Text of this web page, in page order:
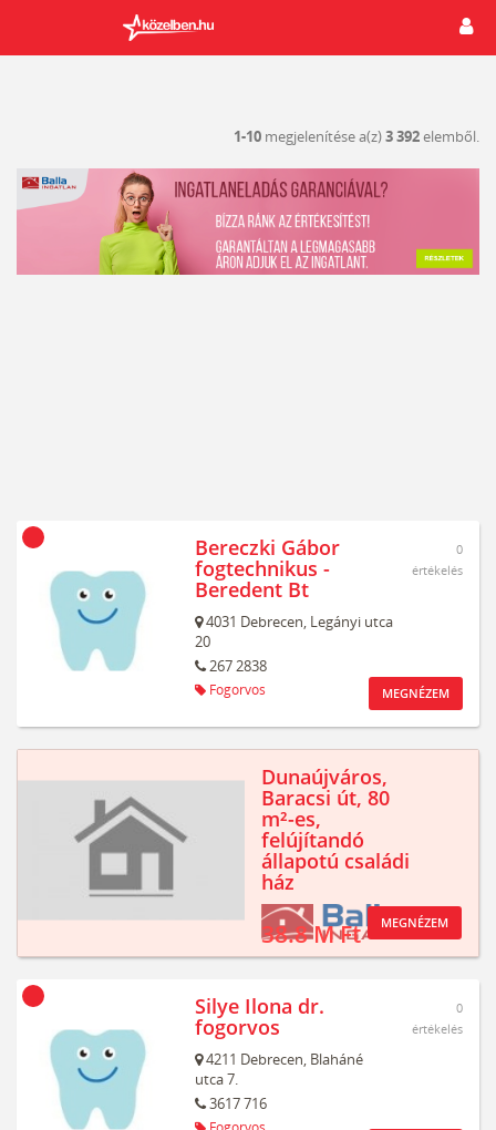
1-10 megjelenítése a(z)3 392elemből.
Bereczki Gábor
fogtechnikus -
Beredent Bt
4031 Debrecen, Legányi utca
20
267 2838
Fogorvos
0
értékelés
MEGNÉZEM
Dunaújváros,
Baracsi út, 80
m²-es,
felújítandó
állapotú családi
ház
38.8 M Ft MEGNÉZEM
Silye Ilona dr.
fogorvos
4211 Debrecen, Blaháné
utca 7.
3617 716
0
értékelés